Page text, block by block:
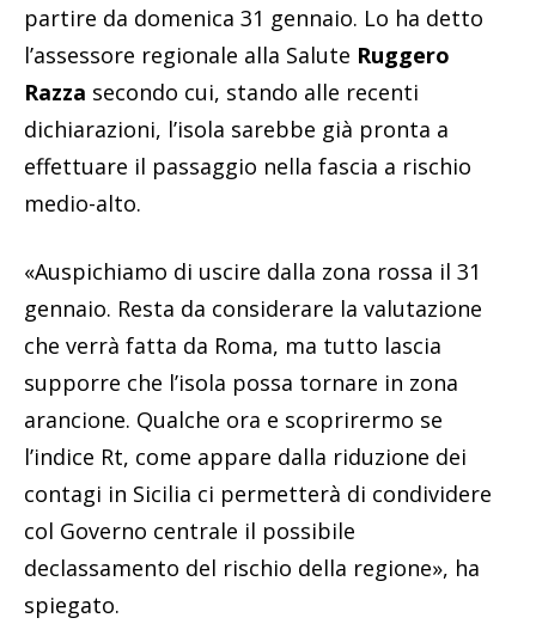
partire da domenica 31 gennaio. Lo ha detto
l’assessore regionale alla Salute Ruggero
Razza secondo cui, stando alle recenti
dichiarazioni, l’isola sarebbe già pronta a
effettuare il passaggio nella fascia a rischio
medio-alto.
«Auspichiamo di uscire dalla zona rossa il 31
gennaio. Resta da considerare la valutazione
che verrà fatta da Roma, ma tutto lascia
supporre che l’isola possa tornare in zona
arancione. Qualche ora e scoprirermo se
l’indice Rt, come appare dalla riduzione dei
contagi in Sicilia ci permetterà di condividere
col Governo centrale il possibile
declassamento del rischio della regione», ha
spiegato.